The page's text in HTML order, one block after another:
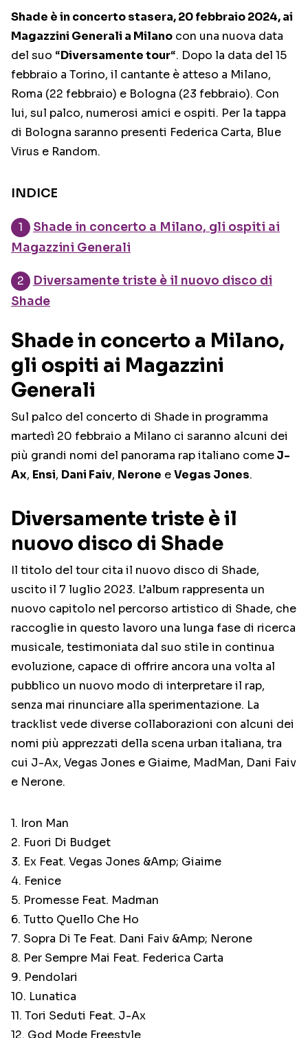
Shade è in concerto stasera, 20 febbraio 2024, ai
Magazzini Generali a Milano con una nuova data
del suo “Diversamente tour“. Dopo la data del 15
febbraio a Torino, il cantante è atteso a Milano,
Roma (22 febbraio) e Bologna (23 febbraio). Con
lui, sul palco, numerosi amici e ospiti. Per la tappa
di Bologna saranno presenti Federica Carta, Blue
Virus e Random.
INDICE
Shade in concerto a Milano, gli ospiti ai
Magazzini Generali
Diversamente triste è il nuovo disco di
Shade
Shade in concerto a Milano,
gli ospiti ai Magazzini
Generali
Sul palco del concerto di Shade in programma
martedì 20 febbraio a Milano ci saranno alcuni dei
più grandi nomi del panorama rap italiano comeJ-
Ax, Ensi, Dani Faiv, Nerone eVegas Jones.
Diversamente triste è il
nuovo disco di Shade
Il titolo del tour cita il nuovo disco di Shade,
uscito il 7 luglio 2023. L’album rappresenta un
nuovo capitolo nel percorso artistico di Shade, che
raccoglie in questo lavoro una lunga fase di ricerca
musicale, testimoniata dal suo stile in continua
evoluzione, capace di offrire ancora una volta al
pubblico un nuovo modo di interpretare il rap,
senza mai rinunciare alla sperimentazione. La
tracklist vede diverse collaborazioni con alcuni dei
nomi più apprezzati della scena urban italiana, tra
cui J-Ax, Vegas Jones e Giaime, MadMan, Dani Faiv
e Nerone.
1. Iron Man
2. Fuori Di Budget
3. Ex Feat. Vegas Jones &Amp; Giaime
4. Fenice
5. Promesse Feat. Madman
6. Tutto Quello Che Ho
7. Sopra Di Te Feat. Dani Faiv &Amp; Nerone
8. Per Sempre Mai Feat. Federica Carta
9. Pendolari
10. Lunatica
11. Tori Seduti Feat. J-Ax
12. God Mode Freestyle